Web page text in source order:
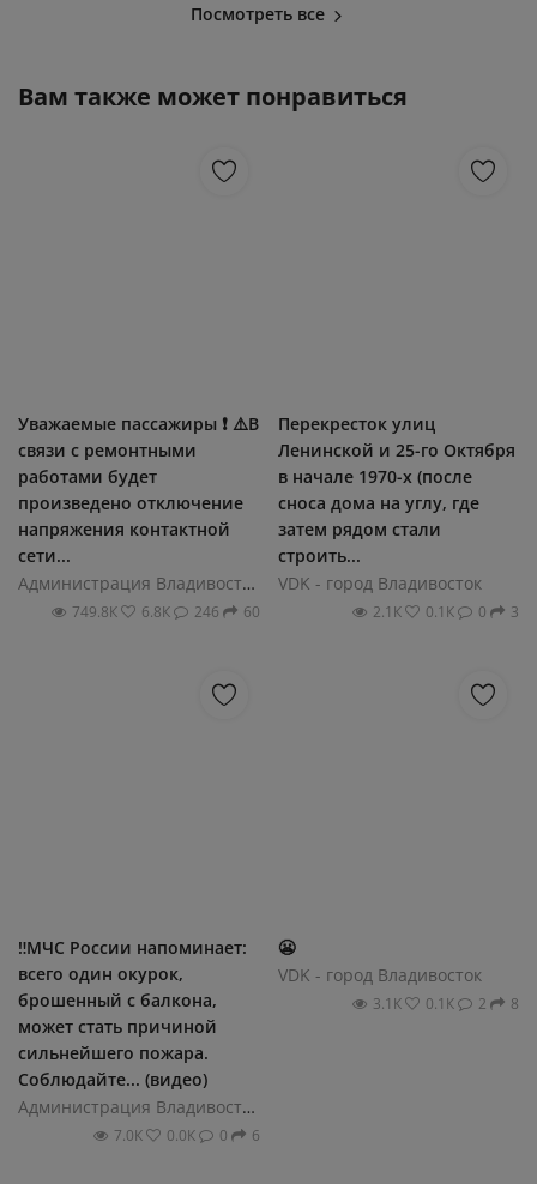
Посмотреть все
Вам также может понравиться
Уважаемые пассажиры ❗️ ⚠️В
связи с ремонтными
работами будет
произведено отключение
напряжения контактной
сети...
Администрация Владивостока
749.8К 6.8К 246 60
Перекресток улиц
Ленинской и 25-го Октября
в начале 1970-х (после
сноса дома на углу, где
затем рядом стали
строить...
VDK - город Владивосток
2.1К 0.1К 0 3
‼️МЧС России напоминает:
всего один окурок,
брошенный с балкона,
может стать причиной
сильнейшего пожара.
Соблюдайте... (видео)
Администрация Владивостока
7.0К 0.0К 0 6
😬
VDK - город Владивосток
3.1К 0.1К 2 8